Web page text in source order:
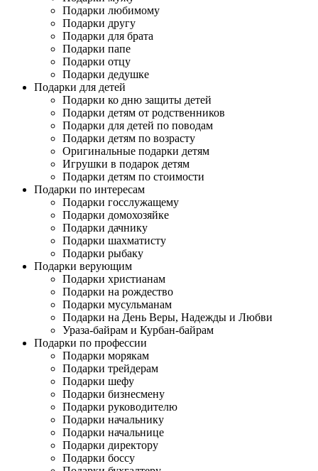
Подарки любимому
Подарки другу
Подарки для брата
Подарки папе
Подарки отцу
Подарки дедушке
Подарки для детей
Подарки ко дню защиты детей
Подарки детям от родственников
Подарки для детей по поводам
Подарки детям по возрасту
Оригинальные подарки детям
Игрушки в подарок детям
Подарки детям по стоимости
Подарки по интересам
Подарки госслужащему
Подарки домохозяйке
Подарки дачнику
Подарки шахматисту
Подарки рыбаку
Подарки верующим
Подарки христианам
Подарки на рождество
Подарки мусульманам
Подарки на День Веры, Надежды и Любви
Ураза-байрам и Курбан-байрам
Подарки по профессии
Подарки морякам
Подарки трейдерам
Подарки шефу
Подарки бизнесмену
Подарки руководителю
Подарки начальнику
Подарки начальнице
Подарки директору
Подарки боссу